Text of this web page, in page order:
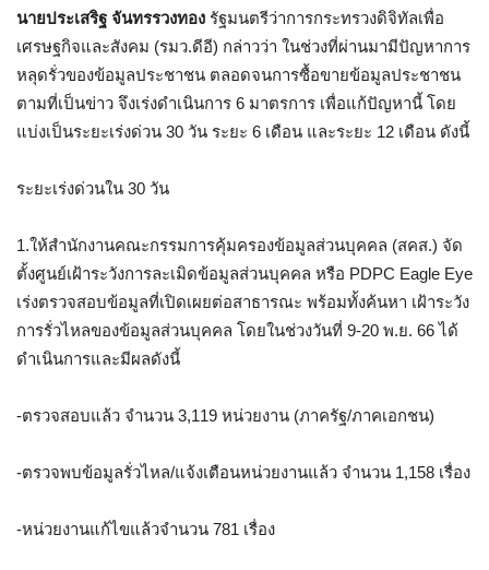
นายประเสริฐ จันทรรวงทอง รัฐมนตรีว่าการกระทรวงดิจิทัลเพื่อ
เศรษฐกิจและสังคม (รมว.ดีอี) กล่าวว่า ในช่วงที่ผ่านมามีปัญหาการ
หลุดรั่วของข้อมูลประชาชน ตลอดจนการซื้อขายข้อมูลประชาชน
ตามที่เป็นข่าว จึงเร่งดำเนินการ 6 มาตรการ เพื่อแก้ปัญหานี้ โดย
แบ่งเป็นระยะเร่งด่วน 30 วัน ระยะ 6 เดือน และระยะ 12 เดือน ดังนี้
ระยะเร่งด่วนใน 30 วัน
1.ให้สำนักงานคณะกรรมการคุ้มครองข้อมูลส่วนบุคคล (สคส.) จัด
ตั้งศูนย์เฝ้าระวังการละเมิดข้อมูลส่วนบุคคล หรือ PDPC Eagle Eye
เร่งตรวจสอบข้อมูลที่เปิดเผยต่อสาธารณะ พร้อมทั้งค้นหา เฝ้าระวัง
การรั่วไหลของข้อมูลส่วนบุคคล โดยในช่วงวันที่ 9-20 พ.ย. 66 ได้
ดำเนินการและมีผลดังนี้
-ตรวจสอบแล้ว จำนวน 3,119 หน่วยงาน (ภาครัฐ/ภาคเอกชน)
-ตรวจพบข้อมูลรั่วไหล/แจ้งเตือนหน่วยงานแล้ว จำนวน 1,158 เรื่อง
-หน่วยงานแก้ไขแล้วจำนวน 781 เรื่อง